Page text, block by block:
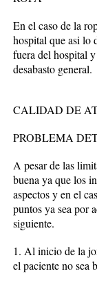
En el caso de la
hospital que asi lo
fuera del hospital
desabasto general.
CALIDAD DE
PROBLEMA
A pesar de las
buena ya que los
aspectos y en el
puntos ya sea por
siguiente.
1. Al inicio de la
el paciente no sea